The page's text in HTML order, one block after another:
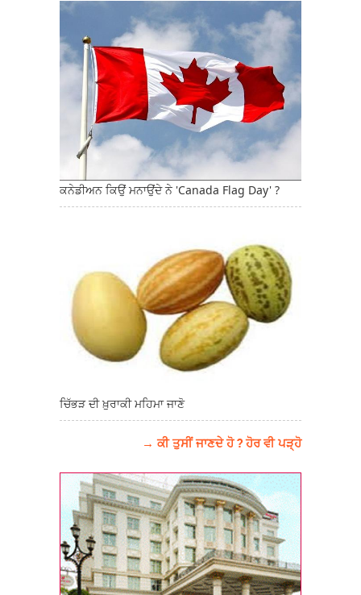
ਕਨੇਡੀਅਨ ਕਿਉਂ ਮਨਾਉਂਦੇ ਨੇ 'Canada Flag Day' ?
ਚਿੱਭੜ ਦੀ ਖ਼ੁਰਾਕੀ ਮਹਿਮਾ ਜਾਣੋ
→ ਕੀ ਤੁਸੀਂ ਜਾਣਦੇ ਹੋ ? ਹੋਰ ਵੀ ਪੜ੍ਹੋ